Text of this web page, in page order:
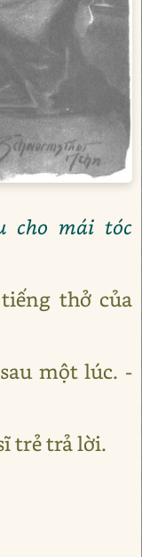
cho mái tóc
thở của
một lúc. -
trẻ trả lời.